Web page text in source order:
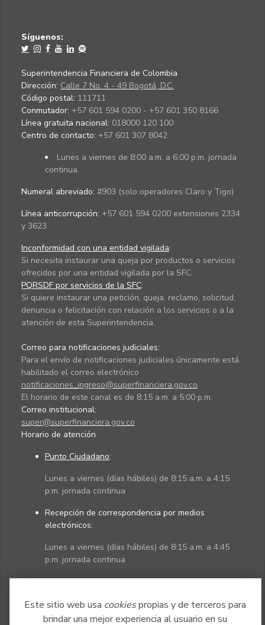
Este sitio web usa cookiespropias y de terceros para
brindar una mejor experiencia al usuario en su
Síguenos:
Superintendencia Financiera de Colombia
Dirección: Calle 7 No. 4 - 49 Bogotá, D.C.
Código postal: 111711
Conmutador: +57 601 594 0200 - +57 601 350 8166
Línea gratuita nacional: 018000 120 100
Centro de contacto: +57 601 307 8042
Lunes a viernes de 8:00 a.m. a 6:00 p.m. jornada
continua.
Numeral abreviado: #903 (solo operadores Claro y Tigo)
Línea anticorrupción: +57 601 594 0200 extensiones 2334
y 3623
Inconformidad con una entidad vigilada:
Si necesita instaurar una queja por productos o servicios
ofrecidos por una entidad vigilada por la SFC.
PQRSDF por servicios de la SFC:
Si quiere instaurar una petición, queja, reclamo, solicitud,
denuncia o felicitación con relación a los servicios o a la
atención de esta Superintendencia.
Correo para notificaciones judiciales:
Para el envío de notificaciones judiciales únicamente está
habilitado el correo electrónico
notificaciones_ingreso@superfinanciera.gov.co
El horario de este canal es de 8:15 a.m. a 5:00 p.m.
Correo institucional:
super@superfinanciera.gov.co
Horario de atención
Punto Ciudadano:
Lunes a viernes (días hábiles) de 8:15 a.m. a 4:15
p.m. jornada continua
Recepción de correspondencia por medios
electrónicos:
Lunes a viernes (días hábiles) de 8:15 a.m. a 4:45
p.m. jornada continua